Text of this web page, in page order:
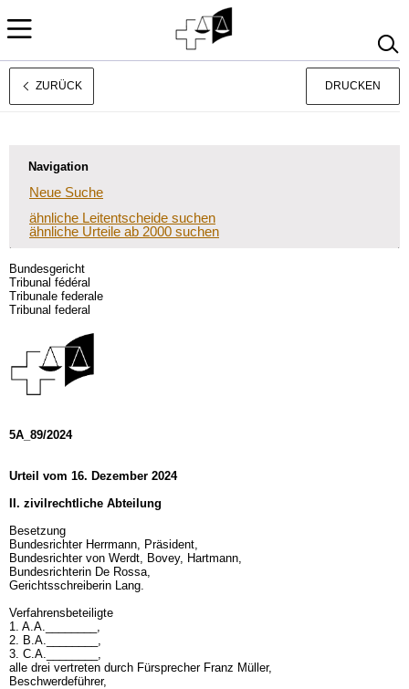
Français
ZURÜCK DRUCKEN
Navigation
Neue Suche
ähnliche Leitentscheide suchen
ähnliche Urteile ab 2000 suchen
Bundesgericht
Tribunal fédéral
Tribunale federale
Tribunal federal
5A_89/2024
Urteil vom 16. Dezember 2024
II. zivilrechtliche Abteilung
Besetzung
Bundesrichter Herrmann, Präsident,
Bundesrichter von Werdt, Bovey, Hartmann,
Bundesrichterin De Rossa,
Gerichtsschreiberin Lang.
Verfahrensbeteiligte
1. A.A.________,
2. B.A.________,
3. C.A.________,
alle drei vertreten durch Fürsprecher Franz Müller,
Beschwerdeführer,